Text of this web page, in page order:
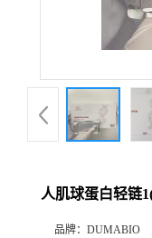
品
人肌球蛋白轻链
品牌： DUMABIO